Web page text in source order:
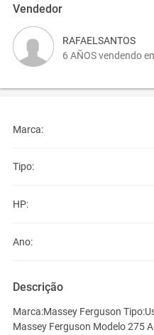
Vendedor
RAFAELSANTOS
6 AÑOS vendendo
Marca:
Tipo:
HP:
Ano:
Descrição
Marca:Massey Ferguson
Massey Ferguson Modelo 275